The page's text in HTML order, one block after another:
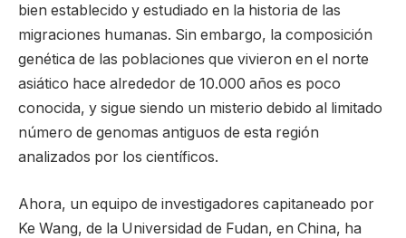
bien establecido y estudiado en la historia de las
migraciones humanas. Sin embargo, la composición
genética de las poblaciones que vivieron en el norte
asiático hace alrededor de 10.000 años es poco
conocida, y sigue siendo un misterio debido al limitado
número de genomas antiguos de esta región
analizados por los científicos.
Ahora, un equipo de investigadores capitaneado por
Ke Wang, de la Universidad de Fudan, en China, ha